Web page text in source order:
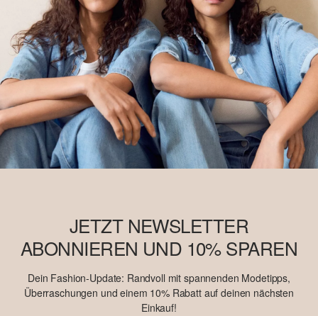
JETZT NEWSLETTER
ABONNIEREN UND 10% SPAREN
Dein Fashion-Update: Randvoll mit spannenden Modetipps,
Überraschungen und einem 10% Rabatt auf deinen nächsten
Einkauf!